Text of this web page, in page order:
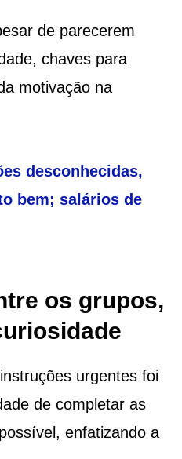
de parecerem
chaves para
motivação na
desconhecidas,
bem; salários de
os grupos,
urgentes foi
de completar as
enfatizando a